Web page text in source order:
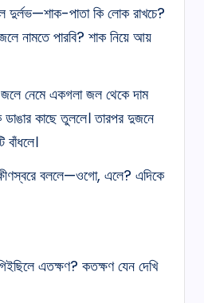
পাতা কি লোক রাখচে?
নামতে পারবি? শাক নিয়ে আয়
জলে নেমে একগলা জল থেকে দাম
কাছে তুললে। তারপর দুজনে
বললে—ওগো, এলে? এদিকে
এতক্ষণ? কতক্ষণ যেন দেখি